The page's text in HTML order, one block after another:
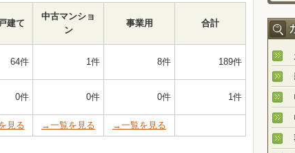
建て
中古マンショ
ン
事業用 合計
64件 1件 8件 189件
0件 0件 0件 1件
見る →一覧を見る →一覧を見る